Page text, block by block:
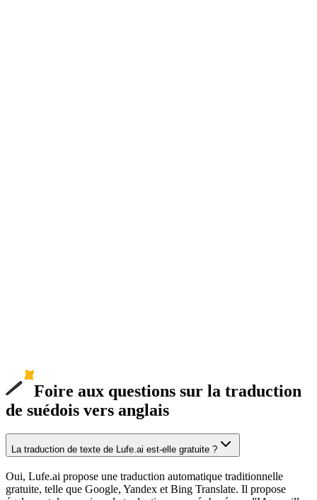
Foire aux questions sur la traduction
de suédois vers anglais
La traduction de texte de Lufe.ai est-elle gratuite ?
Oui, Lufe.ai propose une traduction automatique traditionnelle
gratuite, telle que Google, Yandex et Bing Translate. Il propose